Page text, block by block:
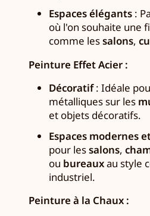
Espaces élégants:
où l'on souhaite une
comme lessalons,
Peinture Effet Acier :
Décoratif: Idéale
métalliques sur les
et objets décoratifs.
Espaces modernes
pour lessalons,
ou bureauxau style
industriel.
Peinture à la Chaux :